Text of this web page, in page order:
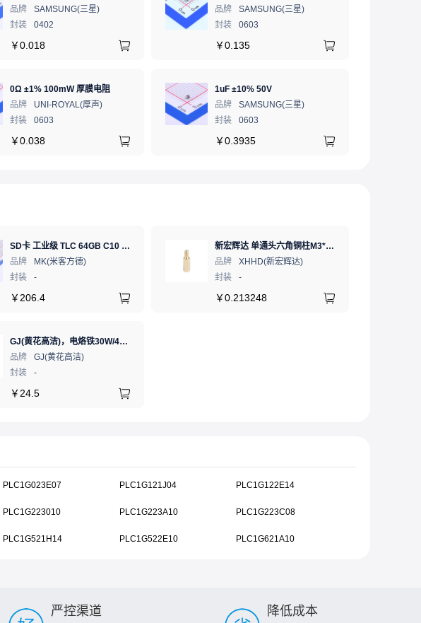
品牌
SAMSUNG(三星)
封装
0402
￥0.018
品牌
SAMSUNG(三星)
封装
0603
￥0.135
0Ω ±1% 100mW 厚膜电阻
品牌
UNI-ROYAL(厚声)
封装
0603
￥0.038
1uF ±10% 50V
品牌
SAMSUNG(三星)
封装
0603
￥0.3935
SD卡 工业级 TLC 64GB C10 U3 V30 A2 SDXC LDPC纠错 PE 3K 无人机、行车记录仪、安防监控适配
品牌
MK(米客方德)
封装
-
￥ 206.4
新宏辉达 单通头六角铜柱M3*11+6 PCBA主板隔离螺柱
品牌
XHHD(新宏辉达)
封装
-
￥0.213248
GJ(黄花高洁)，电烙铁30W/40W/60W锡焊电烙铁焊接工具电焊笔手机电子维修（内热35W），NO.435(35W)
品牌
GJ(黄花高洁)
封装
-
￥ 24.5
PLC1G023E07 PLC1G121J04 PLC1G122E14
PLC1G223010 PLC1G223A10 PLC1G223C08
PLC1G521H14 PLC1G522E10 PLC1G621A10
严控渠道 降低成本